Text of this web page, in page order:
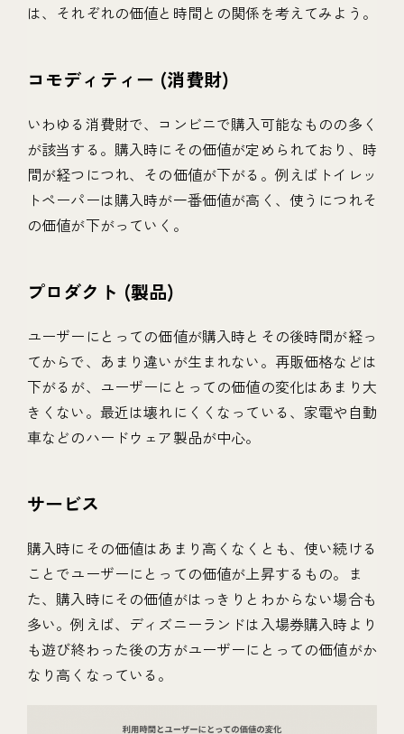
は、それぞれの価値と時間との関係を考えてみよう。
コモディティー (消費財)
いわゆる消費財で、コンビニで購入可能なものの多く
が該当する。購入時にその価値が定められており、時
間が経つにつれ、その価値が下がる。例えばトイレッ
トペーパーは購入時が一番価値が高く、使うにつれそ
の価値が下がっていく。
プロダクト (製品)
ユーザーにとっての価値が購入時とその後時間が経っ
てからで、あまり違いが生まれない。再販価格などは
下がるが、ユーザーにとっての価値の変化はあまり大
きくない。最近は壊れにくくなっている、家電や自動
車などのハードウェア製品が中心。
サービス
購入時にその価値はあまり高くなくとも、使い続ける
ことでユーザーにとっての価値が上昇するもの。ま
た、購入時にその価値がはっきりとわからない場合も
多い。例えば、ディズニーランドは入場券購入時より
も遊び終わった後の方がユーザーにとっての価値がか
なり高くなっている。